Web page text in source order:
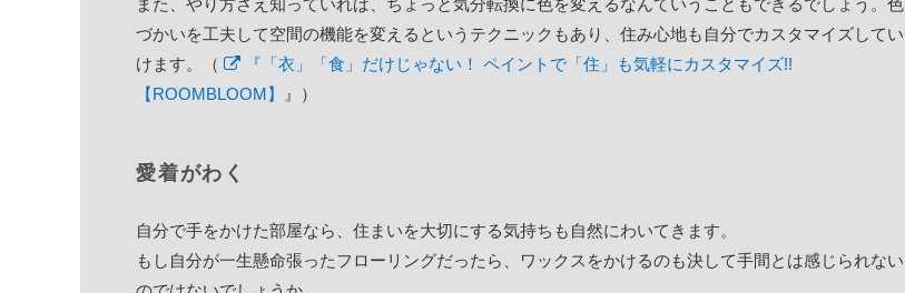
また、やり方さえ知っていれば、ちょっと気分転換に色を変えるなんていうこともできるでしょう。色
づかいを工夫して空間の機能を変えるというテクニックもあり、住み心地も自分でカスタマイズしてい
けます。（
『「衣」「食」だけじゃない！ ペイントで「住」も気軽にカスタマイズ!!
【ROOMBLOOM】
』）
愛着がわく
自分で手をかけた部屋なら、住まいを大切にする気持ちも自然にわいてきます。
もし自分が一生懸命張ったフローリングだったら、ワックスをかけるのも決して手間とは感じられない